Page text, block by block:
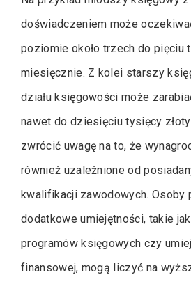
doświadczeniem może
poziomie około trzech do pięciu
miesięcznie. Z kolei starszy
działu księgowości może
nawet do dziesięciu tysięcy
zwrócić uwagę na to, że
również uzależnione od
kwalifikacji zawodowych. Osoby
dodatkowe umiejętności, takie
programów księgowych czy
finansowej, mogą liczyć na